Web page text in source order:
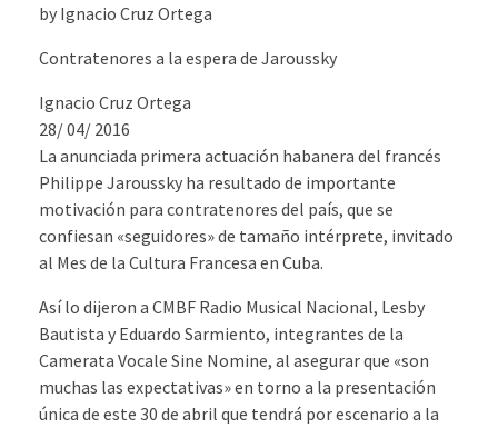
by Ignacio Cruz Ortega
Contratenores a la espera de Jaroussky
Ignacio Cruz Ortega
28/ 04/ 2016
La anunciada primera actuación habanera del francés
Philippe Jaroussky ha resultado de importante
motivación para contratenores del país, que se
confiesan «seguidores­» de tamaño intérprete, invitado
al Mes de la Cultura Francesa en Cuba.
Así lo dijeron a CMBF Radio Musical Nacional, Lesby
Bautista y Eduardo Sarmiento, integrantes de la
Camerata Vocale Sine Nomine, al asegurar que «son
muchas las expectativas» en torno a la presentación
única de este 30 de abril que tendrá por escenario a la